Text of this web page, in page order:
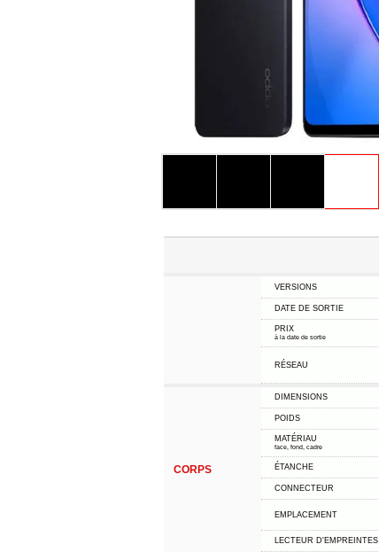
VERSIONS
DATE DE SORTIE
PRIX
à la date de sortie
RÉSEAU
CORPS
DIMENSIONS
POIDS
MATÉRIAU
face, fond, cadre
ÉTANCHE
CONNECTEUR
EMPLACEMENT
LECTEUR D'EMPREINTES